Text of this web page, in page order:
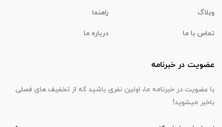
وبلاگ راهنما
تماس با ما درباره ما
عضویت در خبرنامه
با عضویت در خبرنامه ما، اولین نفری باشید که از تخفیف های فصلی
باخبر میشوید!